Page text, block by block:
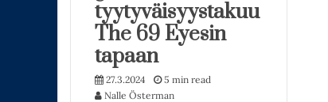
tyytyväisyystakuu
The 69 Eyesin
tapaan
27.3.2024
5 min read
Nalle Österman